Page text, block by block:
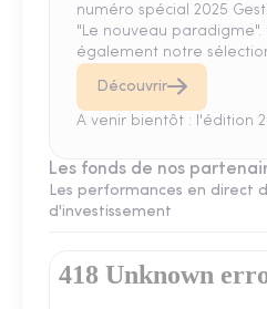
numéro spécial 2025
"Le nouveau paradigme".
également notre
Découvrir
A venir bientôt : l'édition
Les fonds de nos
Les performances en direct
d'investissement